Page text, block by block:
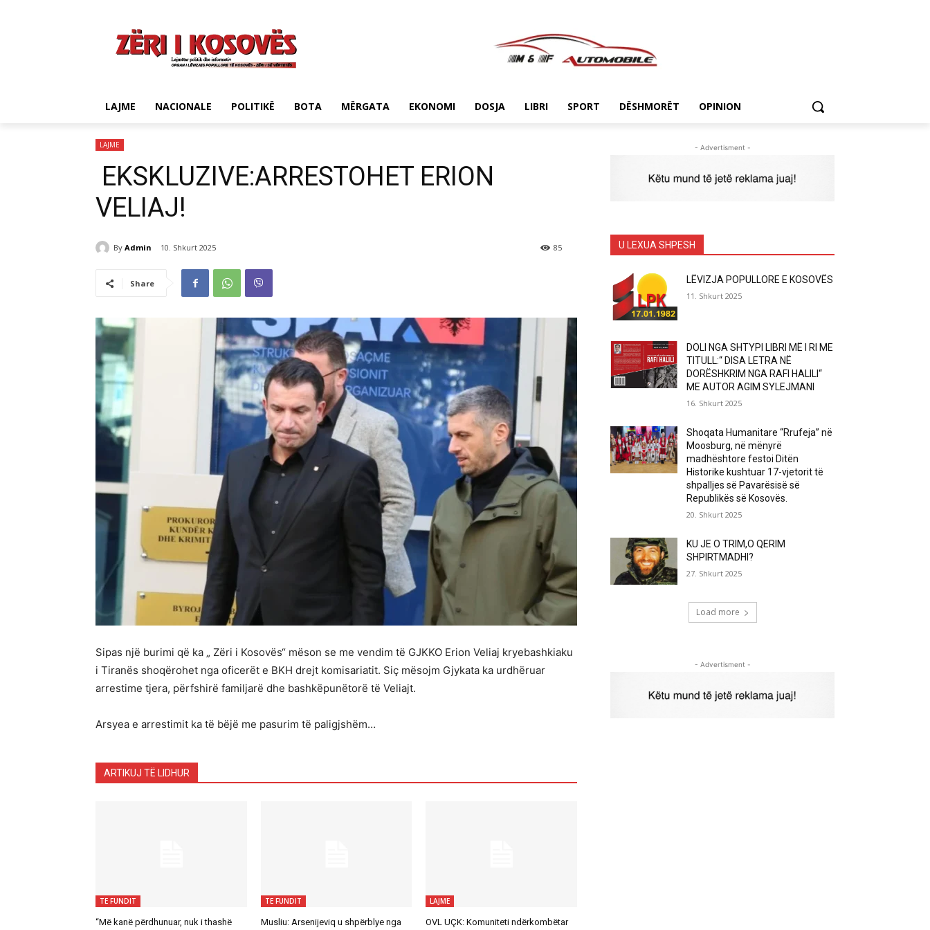
LAJME NACIONALE POLITIKË BOTA MËRGATA EKONOMI DOSJA LIBRI SPORT DËSHMORËT OPINION
LAJME
EKSKLUZIVE:ARRESTOHET ERION
VELIAJ!
By Admin 10. Shkurt 2025 85
Share
Sipas një burimi që ka „ Zëri i Kosovës“ mëson se me vendim të GJKKO Erion Veliaj kryebashkiaku
i Tiranës shoqërohet nga oficerët e BKH drejt komisariatit. Siç mësojm Gjykata ka urdhëruar
arrestime tjera, përfshirë familjarë dhe bashkëpunëtorë të Veliajt.
Arsyea e arrestimit ka të bëjë me pasurim të paligjshëm…
ARTIKUJ TË LIDHUR
TE FUNDIT
“Më kanë përdhunuar, nuk i thashë
TE FUNDIT
Musliu: Arsenijeviq u shpërblye nga
LAJME
OVL UÇK: Komuniteti ndërkombëtar
- Advertisment -
U LEXUA SHPESH
LËVIZJA POPULLORE E KOSOVËS
11. Shkurt 2025
DOLI NGA SHTYPI LIBRI MË I RI ME
TITULL:“ DISA LETRA NË
DORËSHKRIM NGA RAFI HALILI“
ME AUTOR AGIM SYLEJMANI
16. Shkurt 2025
Shoqata Humanitare “Rrufeja” në
Moosburg, në mënyrë
madhështore festoi Ditën
Historike kushtuar 17-vjetorit të
shpalljes së Pavarësisë së
Republikës së Kosovës.
20. Shkurt 2025
KU JE O TRIM,O QERIM
SHPIRTMADHI?
27. Shkurt 2025
Load more
- Advertisment -